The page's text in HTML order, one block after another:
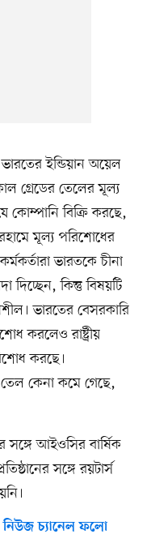
ইন্ডিয়ান অয়েল
গ্রেডের তেলের মূল্য
বিক্রি করছে,
মূল্য পরিশোধের
ভারতকে চীনা
দিচ্ছেন, কিন্তু বিষয়টি
ভারতের বেসরকারি
করলেও রাষ্ট্রীয়
করছে।
তেল কেনা কমে গেছে,
আইওসির বার্ষিক
সঙ্গে রয়টার্স
চ্যানেল ফলো